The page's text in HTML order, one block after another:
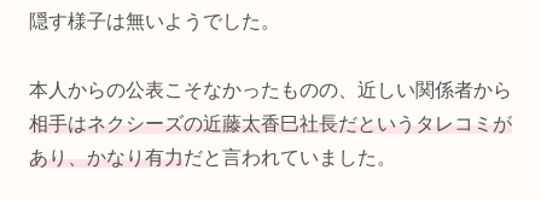
隠す様子は無いようでした。
本人からの公表こそなかったものの、近しい関係者から
相手はネクシーズの近藤太香巳社長だというタレコミが
あり、かなり有力だと言われていました。